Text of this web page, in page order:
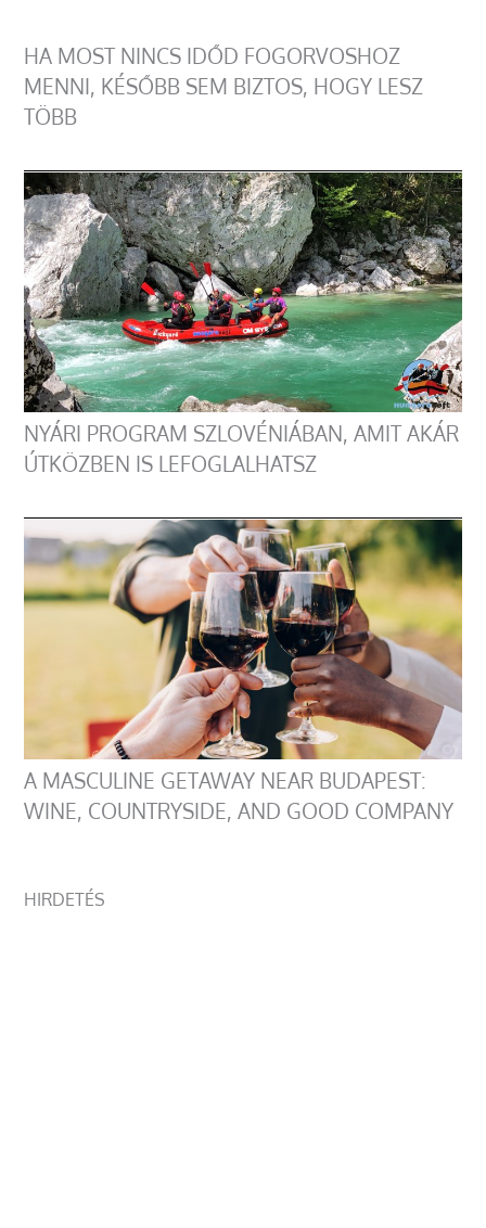
HA MOST NINCS IDŐD FOGORVOSHOZ
MENNI, KÉSŐBB SEM BIZTOS, HOGY LESZ
TÖBB
NYÁRI PROGRAM SZLOVÉNIÁBAN, AMIT AKÁR
ÚTKÖZBEN IS LEFOGLALHATSZ
A MASCULINE GETAWAY NEAR BUDAPEST:
WINE, COUNTRYSIDE, AND GOOD COMPANY
HIRDETÉS